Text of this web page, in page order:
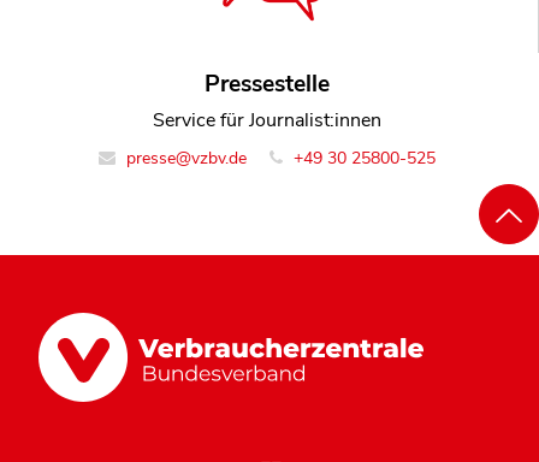
Pressestelle
Service für Journalist:innen
presse@vzbv.de +49 30 25800-525